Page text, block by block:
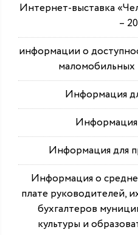
Интернет-выставка
–
информации о
маломобильных
Информация
Информация
Информация для
Информация о
плате руководителей,
бухгалтеров
культуры и